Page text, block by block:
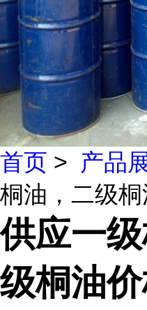
首页 > 产品
桐油，二级
供应一
级桐油